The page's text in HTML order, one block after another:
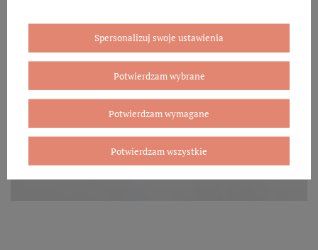
Spersonalizuj swoje ustawienia
Potwierdzam wybrane
Potwierdzam wymagane
Potwierdzam wszystkie